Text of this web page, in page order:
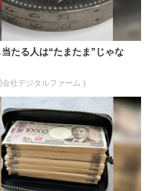
会社デジタルファーム )
た人が暴露】宝くじ運が動く
ずある前触れ
会社デジタルファーム )